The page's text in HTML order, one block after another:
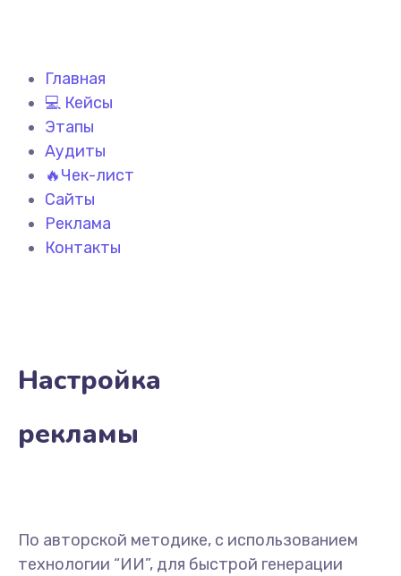
Главная
💻 Кейсы
Этапы
Аудиты
🔥Чек-лист
Сайты
Реклама
Контакты
Настройка
рекламы
По авторской методике, с использованием
технологии “ИИ”, для быстрой генерации